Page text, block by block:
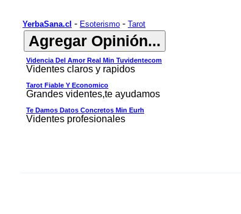
YerbaSana.cl - Esoterismo - Tarot
Videncia Del Amor Real Min Tuvidentecom
Videntes claros y rapidos
Tarot Fiable Y Economico
Grandes videntes,te ayudamos
Te Damos Datos Concretos Min Eurh
Videntes profesionales